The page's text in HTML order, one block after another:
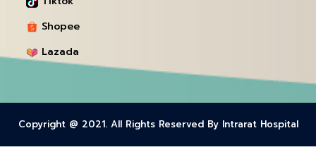
Shopee
Lazada
Copyright @ 2021. All Rights Reserved By Intrarat Hospital